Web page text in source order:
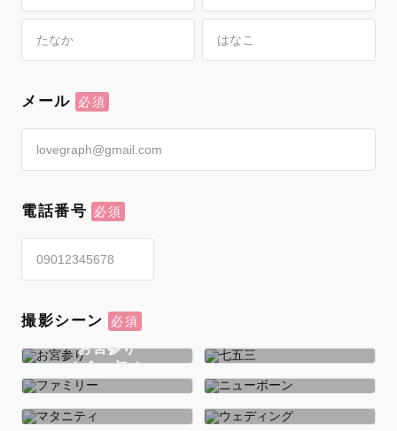
メール
電話番号
撮影シーン
お宮参り
お食い初め
七五三
ファミリー ニューボーン